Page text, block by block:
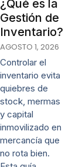
¿Qué es la
Gestión de
Inventario?
AGOSTO 1, 2026
Controlar el
inventario evita
quiebres de
stock, mermas
y capital
inmovilizado en
mercancía que
no rota bien.